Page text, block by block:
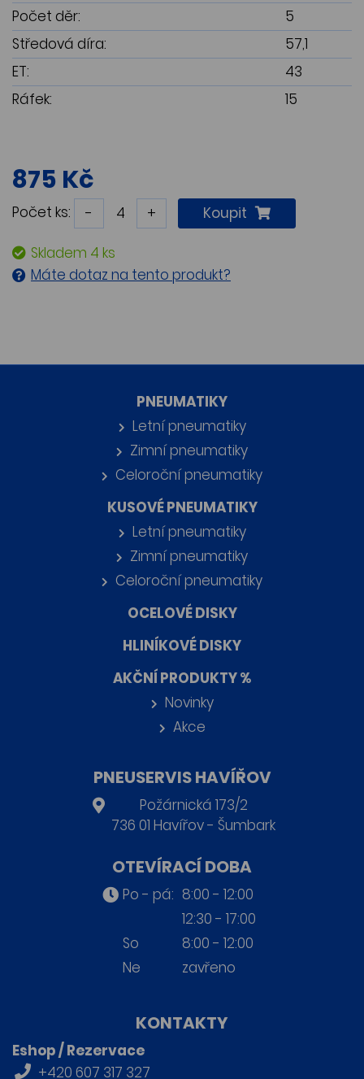
Počet děr:
5
Středová díra:
57,1
ET:
43
Ráfek:
15
875 Kč
Počet ks: - + Koupit
Skladem 4 ks
Máte dotaz na tento produkt?
PNEUMATIKY
Letní pneumatiky
Zimní pneumatiky
Celoroční pneumatiky
KUSOVÉ PNEUMATIKY
Letní pneumatiky
Zimní pneumatiky
Celoroční pneumatiky
OCELOVÉ DISKY
HLINÍKOVÉ DISKY
AKČNÍ PRODUKTY %
Novinky
Akce
PNEUSERVIS HAVÍŘOV
Požárnická 173/2
736 01 Havířov - Šumbark
OTEVÍRACÍ DOBA
Po - pá: 8:00 - 12:00
12:30 - 17:00
So
8:00 - 12:00
Ne
zavřeno
KONTAKTY
Eshop / Rezervace
+420 607 317 327